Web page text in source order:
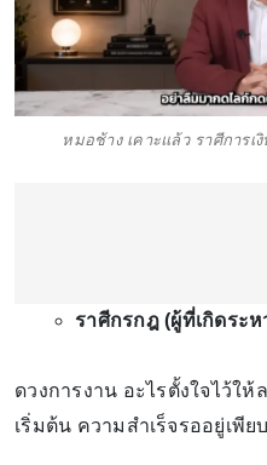
หมอช้าง เคาะแล้ว ราศีการ
ราศีกรกฎ (ผู้ที่เกิดระ
ดวงการงาน อะไรตั้งใจไว้ใ
เริ่มต้น ความสำเร็จรออยู่เพี